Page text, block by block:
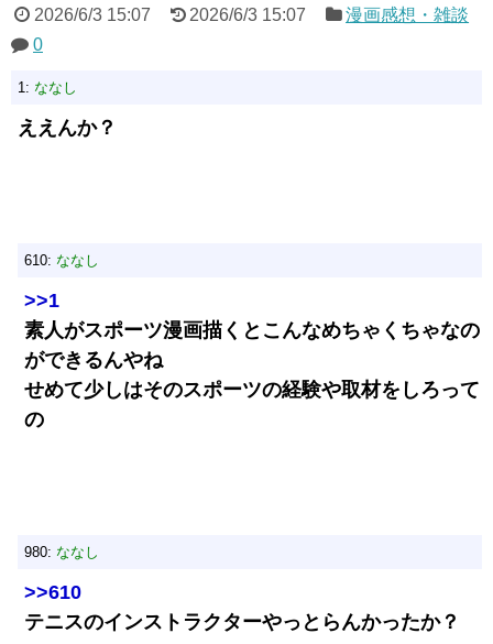
2026/6/3 15:07 2026/6/3 15:07
漫画感想・雑談
0
1: ななし
ええんか？
610: ななし
>>1
素人がスポーツ漫画描くとこんなめちゃくちゃなの
ができるんやね
せめて少しはそのスポーツの経験や取材をしろって
の
980: ななし
>>610
テニスのインストラクターやっとらんかったか？